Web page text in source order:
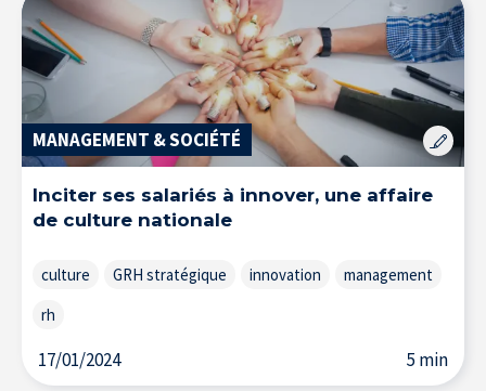
MANAGEMENT & SOCIÉTÉ
Inciter ses salariés à innover, une affaire
de culture nationale
culture GRH stratégique innovation
management
rh
17/01/2024 5 min